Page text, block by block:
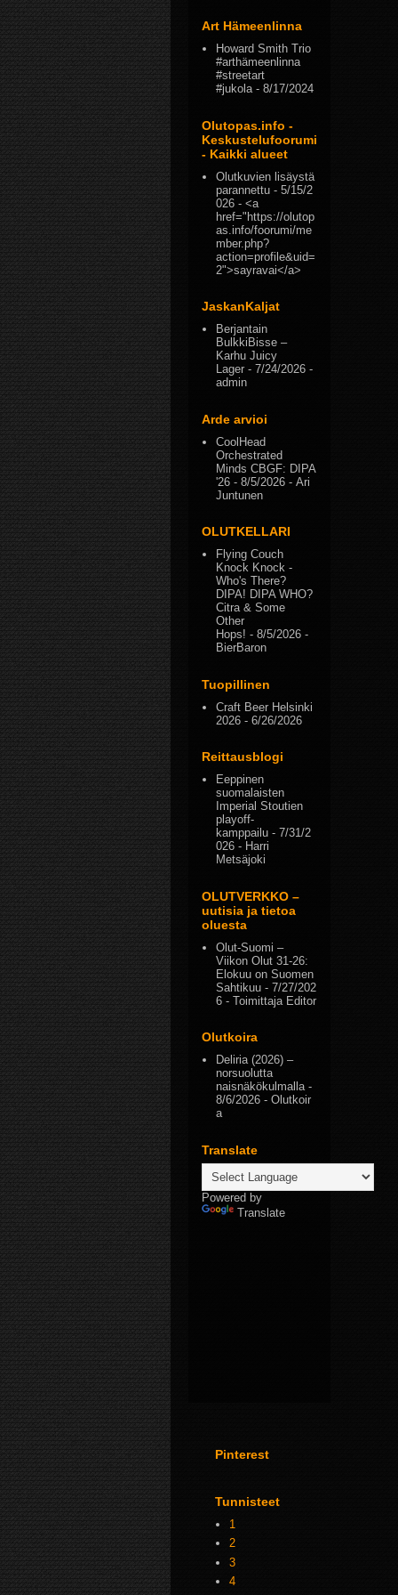
Art Hämeenlinna
Howard Smith Trio
#arthämeenlinna
#streetart
#jukola- 8/17/2024
Olutopas.info -
Keskustelufoorumi
- Kaikki alueet
Olutkuvien lisäystä
parannettu - 5/15/2
026 - <a
href="https://olutop
as.info/foorumi/me
mber.php?
action=profile&uid=
2">sayravai</a>
JaskanKaljat
Berjantain
BulkkiBisse –
Karhu Juicy
Lager - 7/24/2026 -
admin
Arde arvioi
CoolHead
Orchestrated
Minds CBGF: DIPA
'26 - 8/5/2026 - Ari
Juntunen
OLUTKELLARI
Flying Couch
Knock Knock -
Who's There?
DIPA! DIPA WHO?
Citra & Some
Other
Hops! - 8/5/2026 -
BierBaron
Tuopillinen
Craft Beer Helsinki
2026 - 6/26/2026
Reittausblogi
Eeppinen
suomalaisten
Imperial Stoutien
playoff-
kamppailu - 7/31/2
026 - Harri
Metsäjoki
OLUTVERKKO –
uutisia ja tietoa
oluesta
Olut-Suomi –
Viikon Olut 31-26:
Elokuu on Suomen
Sahtikuu - 7/27/202
6 - Toimittaja Editor
Olutkoira
Deliria (2026) –
norsuolutta
naisnäkökulmalla-
8/6/2026 - Olutkoir
a
Translate
Powered by
Translate
Pinterest
Tunnisteet
1
2
3
4